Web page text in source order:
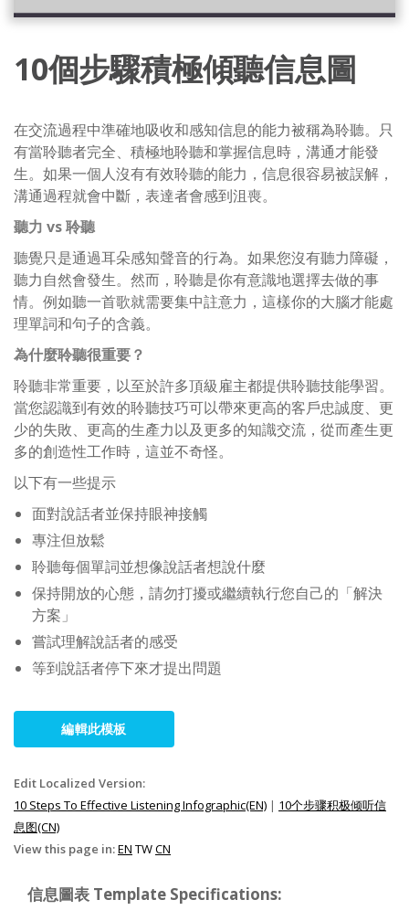
10個步驟積極傾聽信息圖
在交流過程中準確地吸收和感知信息的能力被稱為聆聽。只
有當聆聽者完全、積極地聆聽和掌握信息時，溝通才能發
生。如果一個人沒有有效聆聽的能力，信息很容易被誤解，
溝通過程就會中斷，表達者會感到沮喪。
聽力 vs 聆聽
聽覺只是通過耳朵感知聲音的行為。如果您沒有聽力障礙，
聽力自然會發生。然而，聆聽是你有意識地選擇去做的事
情。例如聽一首歌就需要集中註意力，這樣你的大腦才能處
理單詞和句子的含義。
為什麼聆聽很重要？
聆聽非常重要，以至於許多頂級雇主都提供聆聽技能學習。
當您認識到有效的聆聽技巧可以帶來更高的客戶忠誠度、更
少的失敗、更高的生產力以及更多的知識交流，從而產生更
多的創造性工作時，這並不奇怪。
以下有一些提示
面對說話者並保持眼神接觸
專注但放鬆
聆聽每個單詞並想像說話者想說什麼
保持開放的心態，請勿打擾或繼續執行您自己的「解決
方案」
嘗試理解說話者的感受
等到說話者停下來才提出問題
編輯此模板
Edit Localized Version:
10 Steps To Effective Listening Infographic(EN) | 10个步骤积极倾听信
息图(CN)
View this page in:EN TWCN
信息圖表 Template Specifications: